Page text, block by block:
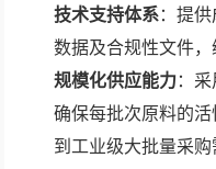
技术支持体系：提
数据及合规性文件，
规模化供应能力：
确保每批次原料的
到工业级大批量采购